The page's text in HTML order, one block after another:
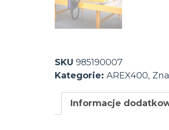
SKU 985190007
Kategorie: AREX400,
Informacje